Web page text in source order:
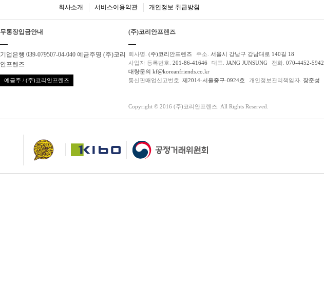
회사소개 서비스이용약관 개인정보 취급방침
무통장입금안내
기업은행 039-079507-04-040 예금주명 (주)코리
안프렌즈
예금주 / (주)코리안프렌즈
(주)코리안프렌즈
회사명. (주)코리안프렌즈 주소. 서울시 강남구 강남대로 140길 18
사업자 등록번호. 201-86-41646 대표. JANG JUNSUNG 전화. 070-4452-5942
대량문의 kf@koreanfriends.co.kr
통신판매업신고번호. 제2014-서울중구-0924호 개인정보관리책임자. 장준성
Copyright © 2016 (주)코리안프렌즈. All Rights Reserved.